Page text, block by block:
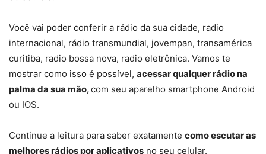
Você vai poder conferir a rádio da sua cidade, radio
internacional, rádio transmundial, jovempan, transamérica
curitiba, radio bossa nova, radio eletrônica. Vamos te
mostrar como isso é possível, acessar qualquer rádio na
palma da sua mão,com seu aparelho smartphone Android
ou IOS.
Continue a leitura para saber exatamente como escutar as
melhores rádios por aplicativos no seu celular.